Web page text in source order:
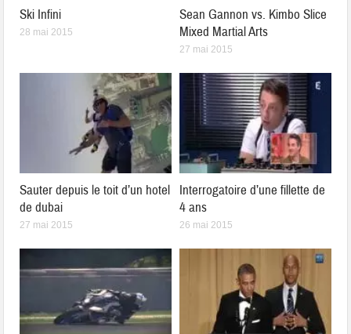
Ski Infini
28 mai 2015
Sean Gannon vs. Kimbo Slice
Mixed Martial Arts
27 mai 2015
Sauter depuis le toit d’un hotel
de dubai
27 mai 2015
Interrogatoire d’une fillette de
4 ans
26 mai 2015